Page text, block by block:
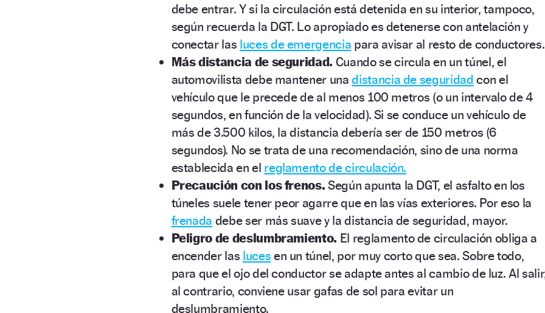
debe entrar. Y si la circulación está detenida en su interior, tampoco,
según recuerda la DGT. Lo apropiado es detenerse con antelación y
conectar las luces de emergencia para avisar al resto de conductores.
Más distancia de seguridad. Cuando se circula en un túnel, el
automovilista debe mantener unadistancia de seguridad con el
vehículo que le precede de al menos 100 metros (o un intervalo de 4
segundos, en función de la velocidad). Si se conduce un vehículo de
más de 3.500 kilos, la distancia debería ser de 150 metros (6
segundos). No se trata de una recomendación, sino de una norma
establecida en el reglamento de circulación.
Precaución con los frenos. Según apunta la DGT, el asfalto en los
túneles suele tener peor agarre que en las vías exteriores. Por eso la
frenada debe ser más suave y la distancia de seguridad, mayor.
Peligro de deslumbramiento. El reglamento de circulación obliga a
encender las luces en un túnel, por muy corto que sea. Sobre todo,
para que el ojo del conductor se adapte antes al cambio de luz. Al
al contrario, conviene usar gafas de sol para evitar un
deslumbramiento.